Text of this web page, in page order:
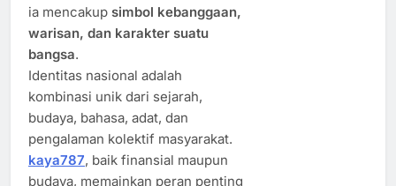
ia mencakup simbol kebanggaan,
warisan, dan karakter suatu
bangsa.
Identitas nasional adalah
kombinasi unik dari sejarah,
budaya, bahasa, adat, dan
pengalaman kolektif masyarakat.
kaya787, baik finansial maupun
budaya, memainkan peran penting